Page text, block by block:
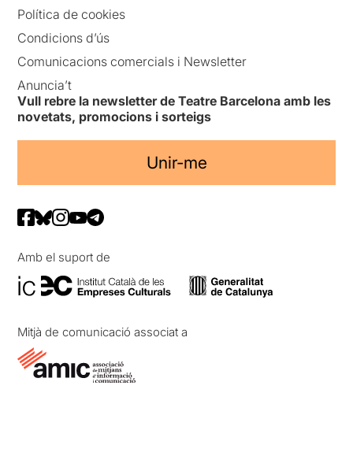
Política de cookies
Condicions d’ús
Comunicacions comercials i Newsletter
Anuncia’t
Vull rebre la newsletter de Teatre Barcelona amb les
novetats, promocions i sorteigs
Unir-me
Amb el suport de
Mitjà de comunicació associat a